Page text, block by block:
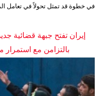
في خطوة قد تمثل تحولاً في تعامل
إيران تفتح جبهة قضائية
بالتزامن مع استمرار